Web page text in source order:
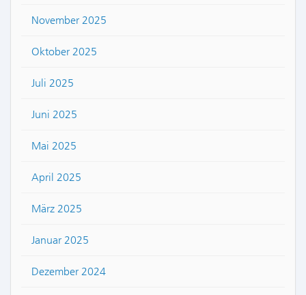
November 2025
Oktober 2025
Juli 2025
Juni 2025
Mai 2025
April 2025
März 2025
Januar 2025
Dezember 2024